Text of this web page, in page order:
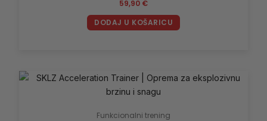
59,90 €
DODAJ U KOŠARICU
Funkcionalni trening